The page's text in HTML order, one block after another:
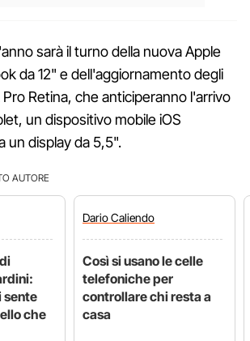
sarà il turno della nuova Apple
da 12" e dell'aggiornamento degli
Retina, che anticiperanno l'arrivo
un dispositivo mobile iOS
un display da 5,5".
AUTORE
sente
che
DarioCaliendo
Così si usano le celle
telefoniche per
controllare chi resta a
casa